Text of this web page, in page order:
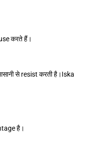
करते हैं।
से resist करती है।Iska
है।